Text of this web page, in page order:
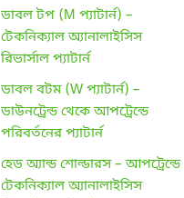
ডাবল টপ (M প্যাটার্ন) –
টেকনিক্যাল অ্যানালাইসিস
রিভার্সাল প্যাটার্ন
ডাবল বটম (W প্যাটার্ন) –
ডাউনট্রেন্ড থেকে আপট্রেন্ডে
পরিবর্তনের প্যাটার্ন
হেড অ্যান্ড শোল্ডারস – আপট্রেন্ডে
টেকনিক্যাল অ্যানালাইসিস